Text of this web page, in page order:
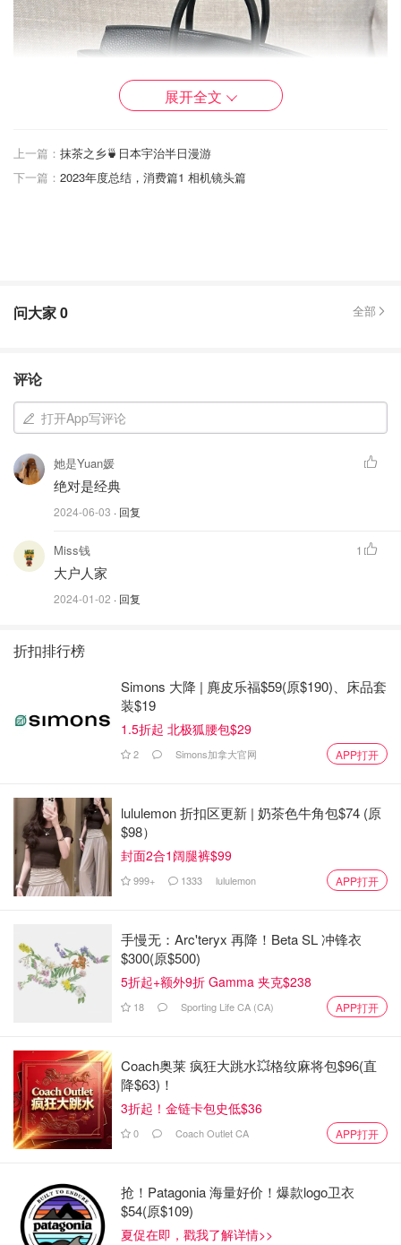
银，25的经典实用尺寸！利用率超高！平时最热衷就是给它
搭配各种不同的配饰！
1184
外套：购于中国
内搭：
Vince
羊绒小开衫
展开全文
上一篇： 抹茶之乡🍵日本宇治半日漫游
下一篇： 2023年度总结，消费篇1 相机镜头篇
问大家0 全部
评论
打开App写评论
她是Yuan媛
绝对是经典
2024-06-03 · 回复
Miss钱
大户人家
2024-01-02 · 回复
1
折扣排行榜
Simons 大降 | 麂皮乐福$59(原$190)、床品套
装$19
1.5折起 北极狐腰包$29
2 Simons加拿大官网 APP打开
lululemon 折扣区更新 | 奶茶色牛角包$74 (原
$98）
封面2合1阔腿裤$99
999+ 1333 lululemon APP打开
手慢无：Arc'teryx 再降！Beta SL 冲锋衣
$300(原$500)
5折起+额外9折 Gamma 夹克$238
18 Sporting Life CA (CA) APP打开
Coach奥莱 疯狂大跳水💥格纹麻将包$96(直
降$63)！
3折起！金链卡包史低$36
0 Coach Outlet CA APP打开
抢！Patagonia 海量好价！爆款logo卫衣
$54(原$109)
夏促在即，戳我了解详情>>